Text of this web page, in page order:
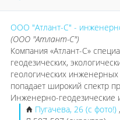
ООО "Атлант-С" -
(ООО "Атлант-С")
Компания «Атлант-С»
геодезических,
геологических
попадает широкий спектр
Инженерно-геодезические
Пугачева, 26 (с фото!)